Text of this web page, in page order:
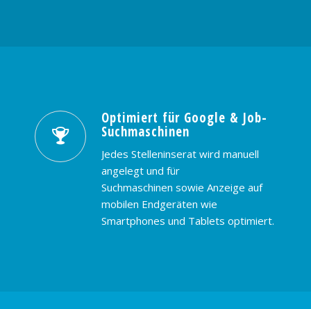
Optimiert für Google & Job-
Suchmaschinen
Jedes Stelleninserat wird manuell
angelegt und für
Suchmaschinen sowie Anzeige auf
mobilen Endgeräten wie
Smartphones und Tablets optimiert.